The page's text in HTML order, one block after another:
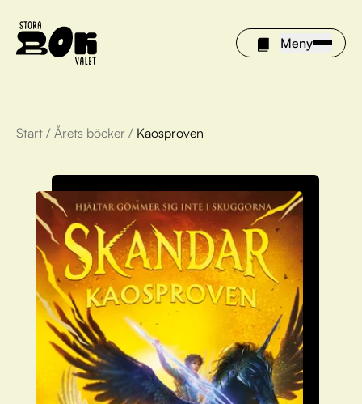
Meny
Årets böcker
Om Stora bokvalet
Olivia tipsar
Vinnare
FAQ
För bibliotek
Start / Årets böcker / Kaosproven